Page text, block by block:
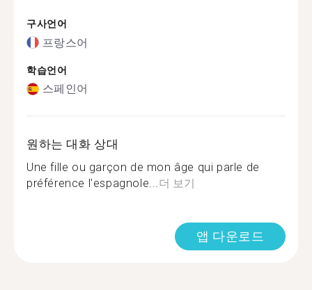
구사언어
프랑스어
학습언어
스페인어
원하는 대화 상대
Une fille ou garçon de mon âge qui parle de
préférence l'espagnole...더 보기
앱 다운로드